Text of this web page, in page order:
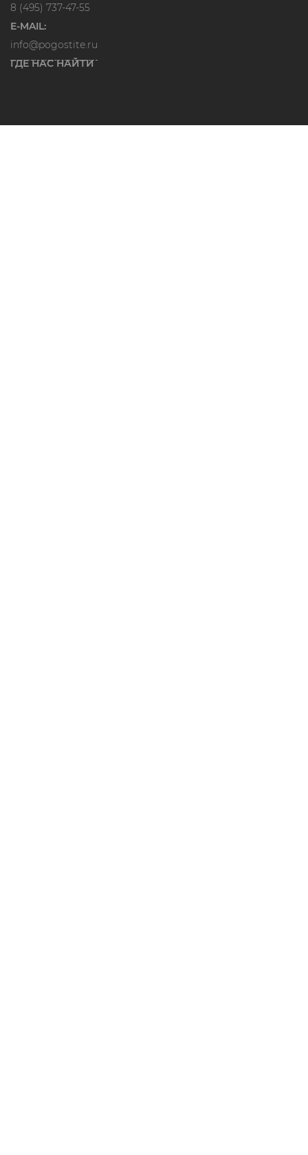
8 (495) 737-47-55
E-MAIL:
info@pogostite.ru
ГДЕ НАС НАЙТИ